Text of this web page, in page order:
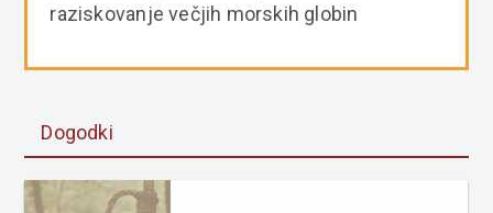
raziskovanje večjih morskih globin
Dogodki